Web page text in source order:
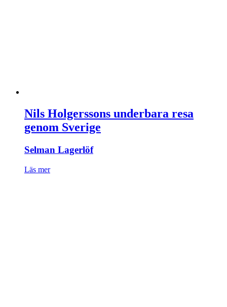
Nils Holgerssons underbara resa
genom Sverige
Selman Lagerlöf
Läs mer